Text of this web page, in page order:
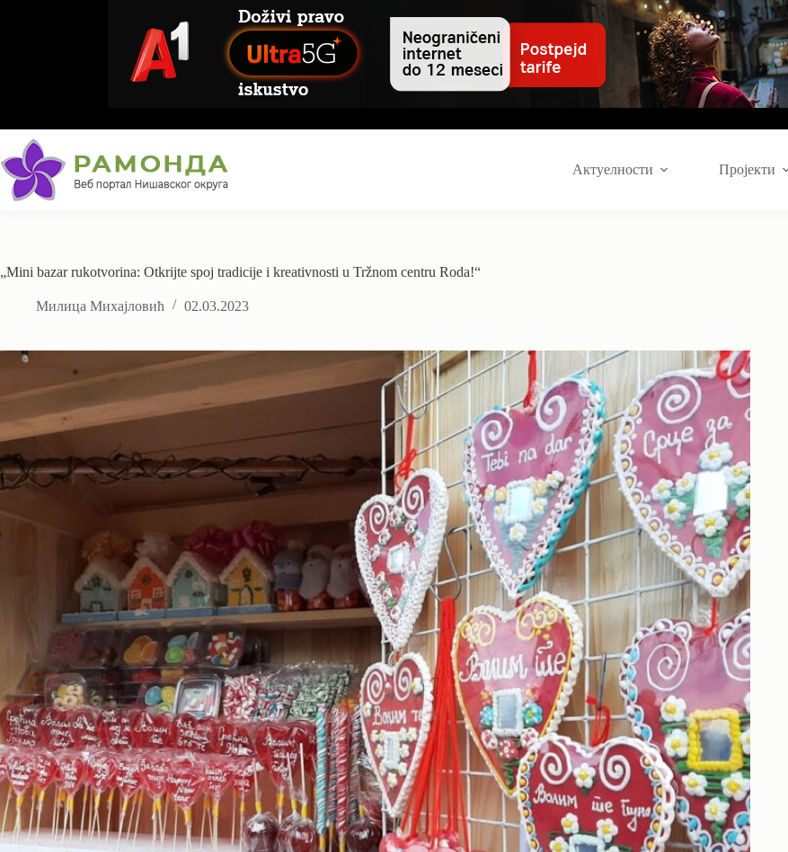
Актуелности Пројекти
„Mini bazar rukotvorina: Otkrijte spoj tradicije i kreativnosti u Tržnom centru Roda!“
Милица Михајловић 02.03.2023